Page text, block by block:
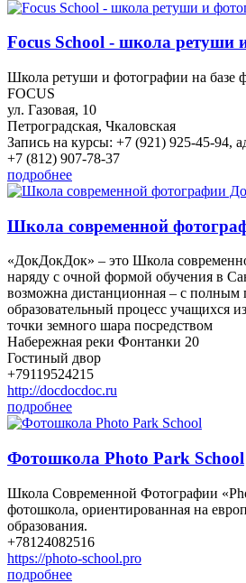
Focus School - школа ретуши
Школа ретуши и фотографии на базе
FOCUS
ул. Газовая, 10
Петроградская, Чкаловская
Запись на курсы: +7 (921) 925-45-94,
+7 (812) 907-78-37
подробнее
Школа современной
«ДокДокДок» – это Школа
наряду с очной формой обучения в
возможна дистанционная – с полным
образовательный процесс учащихся
точки земного шара посредством
Набережная реки Фонтанки 20
Гостиный двор
+79119524215
http://docdocdoc.ru
подробнее
Фотошкола Photo Park School
Школа Современной Фотографии
фотошкола, ориентированная на
образования.
+78124082516
https://photo-school.pro
подробнее